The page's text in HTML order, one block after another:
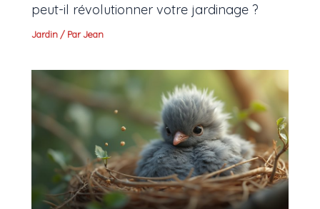
peut-il révolutionner votre jardinage ?
Jardin / ParJean